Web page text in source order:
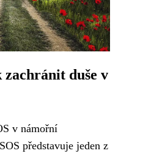
zachránit duše v
v námořní
představuje jeden z